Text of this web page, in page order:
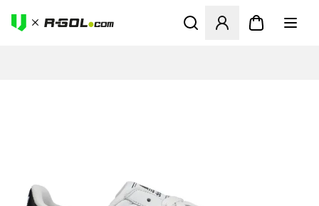
Odpre Modal za prijavo ali